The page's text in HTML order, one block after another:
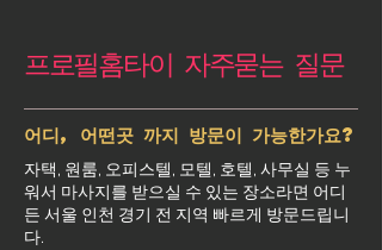
프로필홈타이 자주묻는 질문
어디, 어떤곳 까지 방문이 가능한가요?
자택, 원룸, 오피스텔, 모텔, 호텔, 사무실 등 누
워서 마사지를 받으실 수 있는 장소라면 어디
든 서울 인천 경기 전 지역 빠르게 방문드립니
다.